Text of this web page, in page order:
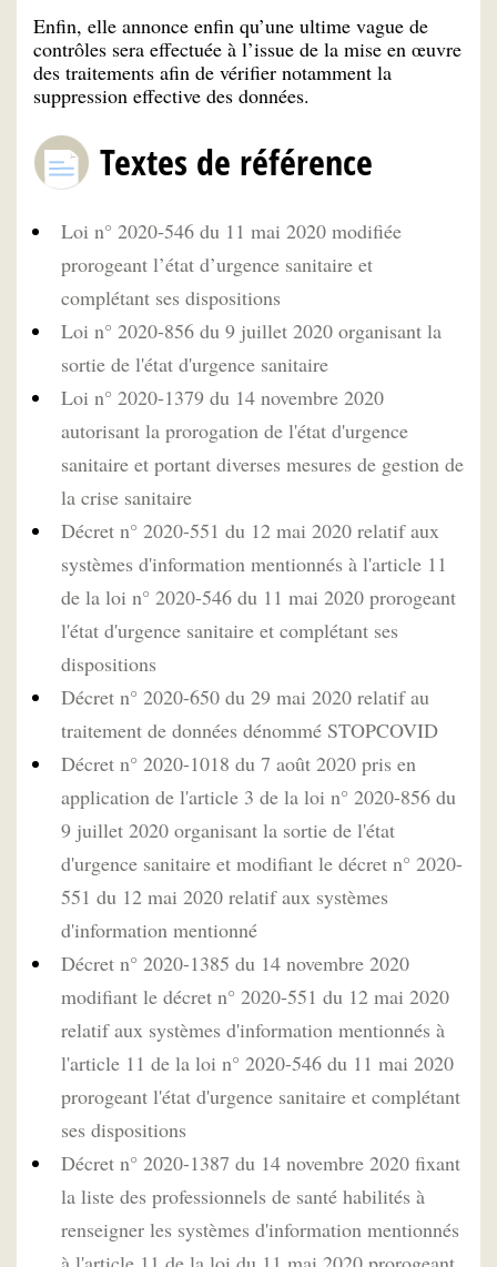
Enfin, elle annonce enfin qu’une ultime vague de
contrôles sera effectuée à l’issue de la mise en œuvre
des traitements afin de vérifier notamment la
suppression effective des données.
Textes de référence
Loi n° 2020-546 du 11 mai 2020 modifiée
prorogeant l’état d’urgence sanitaire et
complétant ses dispositions
Loi n° 2020-856 du 9 juillet 2020 organisant la
sortie de l'état d'urgence sanitaire
Loi n° 2020-1379 du 14 novembre 2020
autorisant la prorogation de l'état d'urgence
sanitaire et portant diverses mesures de gestion de
la crise sanitaire
Décret n° 2020-551 du 12 mai 2020 relatif aux
systèmes d'information mentionnés à l'article 11
de la loi n° 2020-546 du 11 mai 2020 prorogeant
l'état d'urgence sanitaire et complétant ses
dispositions
Décret n° 2020-650 du 29 mai 2020 relatif au
traitement de données dénommé STOPCOVID
Décret n° 2020-1018 du 7 août 2020 pris en
application de l'article 3 de la loi n° 2020-856 du
9 juillet 2020 organisant la sortie de l'état
d'urgence sanitaire et modifiant le décret n° 2020-
551 du 12 mai 2020 relatif aux systèmes
d'information mentionné
Décret n° 2020-1385 du 14 novembre 2020
modifiant le décret n° 2020-551 du 12 mai 2020
relatif aux systèmes d'information mentionnés à
l'article 11 de la loi n° 2020-546 du 11 mai 2020
prorogeant l'état d'urgence sanitaire et complétant
ses dispositions
Décret n° 2020-1387 du 14 novembre 2020 fixant
la liste des professionnels de santé habilités à
renseigner les systèmes d'information mentionnés